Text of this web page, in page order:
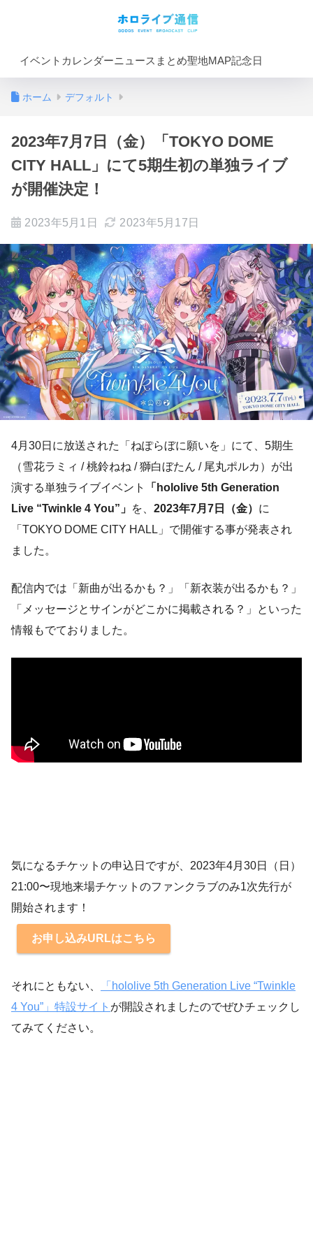
イベントカレンダーニュースまとめ聖地MAP記念日
ホーム デフォルト
2023年7月7日（金）「TOKYO DOME
CITY HALL」にて5期生初の単独ライブ
が開催決定！
2023年5月1日 2023年5月17日
4月30日に放送された「ねぽらぼに願いを」にて、5期生
（雪花ラミィ / 桃鈴ねね / 獅白ぼたん / 尾丸ポルカ）が出
演する単独ライブイベント
「hololive 5th Generation
Live “Twinkle 4 You”」 を、 2023年7月7日（金） に
「TOKYO DOME CITY HALL」で開催する事が発表され
ました。
配信内では「新曲が出るかも？」「新衣装が出るかも？」
「メッセージとサインがどこかに掲載される？」といった
情報もでておりました。
気になるチケットの申込日ですが、2023年4月30日（日）
21:00〜現地来場チケットのファンクラブのみ1次先行が
開始されます！
お申し込みURLはこちら
それにともない、
「hololive 5th Generation Live “Twinkle
4 You”」特設サイト が開設されましたのでぜひチェックし
てみてください。